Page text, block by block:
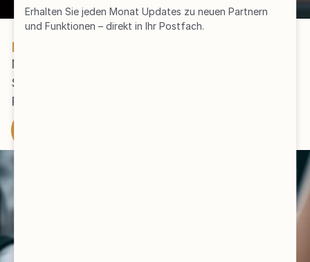
DEMO ANFRAGEN
Melden Sie sich gerne bei uns für eine Demo der
Software sowie Vorstellung der Due Diligence
Prozesse.
Erhalten Sie jeden Monat Updates zu neuen Partnern
und Funktionen – direkt in Ihr Postfach.